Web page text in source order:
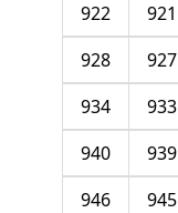
921
922
927
928
933
934
939
940
945
946